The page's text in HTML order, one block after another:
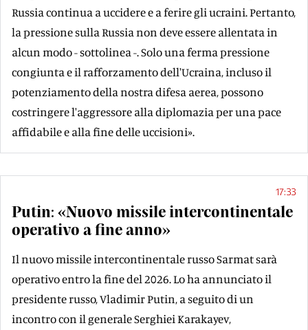
Russia continua a uccidere e a ferire gli ucraini. Pertanto,
la pressione sulla Russia non deve essere allentata in
alcun modo - sottolinea -. Solo una ferma pressione
congiunta e il rafforzamento dell'Ucraina, incluso il
potenziamento della nostra difesa aerea, possono
costringere l'aggressore alla diplomazia per una pace
affidabile e alla fine delle uccisioni».
17:33
Putin: «Nuovo missile intercontinentale
operativo a fine anno»
Il nuovo missile intercontinentale russo Sarmat sarà
operativo entro la fine del 2026. Lo ha annunciato il
presidente russo, Vladimir Putin, a seguito di un
incontro con il generale Serghiei Karakayev,